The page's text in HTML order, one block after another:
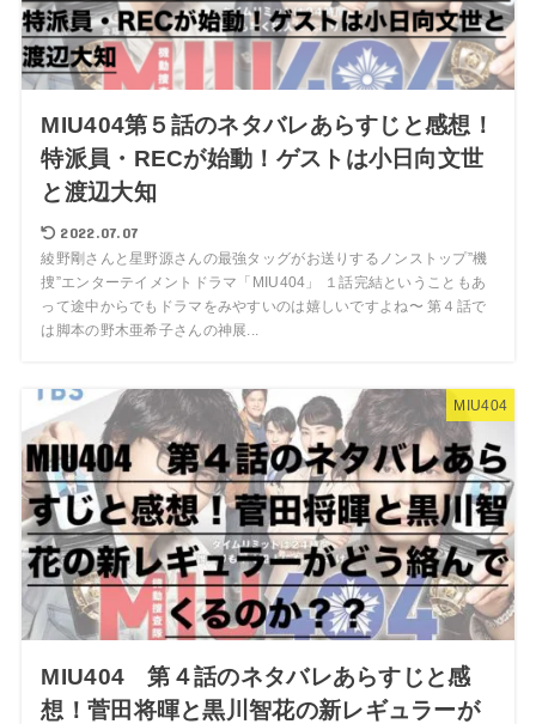
MIU404第５話のネタバレあらすじと感想！
特派員・RECが始動！ゲストは小日向文世
と渡辺大知
2022.07.07
綾野剛さんと星野源さんの最強タッグがお送りするノンストップ”機
捜”エンターテイメントドラマ「MIU404」 １話完結ということもあ
って途中からでもドラマをみやすいのは嬉しいですよね〜 第４話で
は脚本の野木亜希子さんの神展...
MIU404
MIU404 第４話のネタバレあらすじと感
想！菅田将暉と黒川智花の新レギュラーが